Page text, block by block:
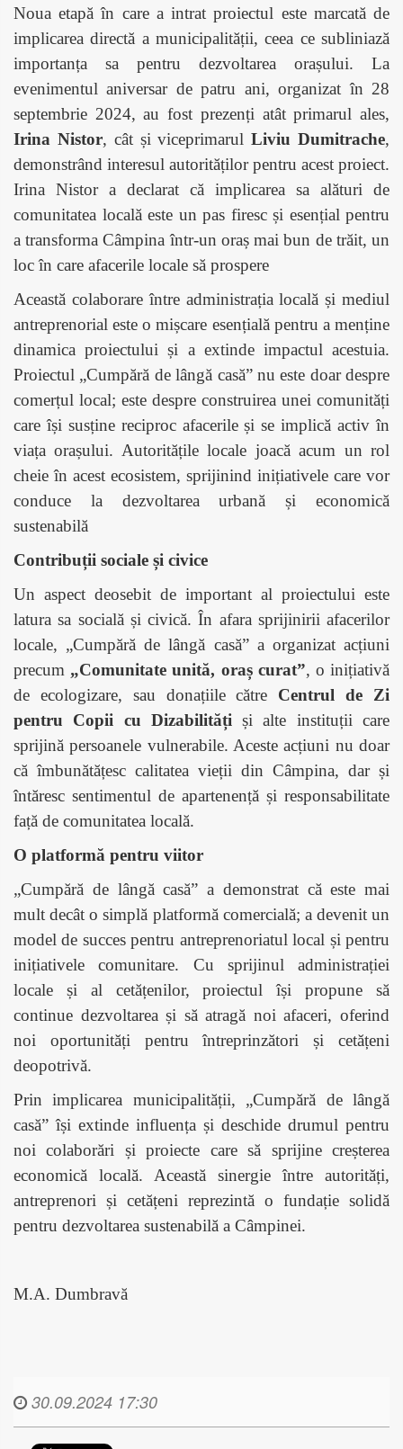
Noua etapă în care a intrat proiectul este marcată de
implicarea directă a municipalității, ceea ce subliniază
importanța sa pentru dezvoltarea orașului. La
evenimentul aniversar de patru ani, organizat în 28
septembrie 2024, au fost prezenți atât primarul ales,
Irina Nistor, cât și viceprimarulLiviu Dumitrache,
demonstrând interesul autorităților pentru acest proiect.
Irina Nistor a declarat că implicarea sa alături de
comunitatea locală este un pas firesc și esențial pentru
a transforma Câmpina într-un oraș mai bun de trăit, un
loc în care afacerile locale să prospere
Această colaborare între administrația locală și mediul
antreprenorial este o mișcare esențială pentru a menține
dinamica proiectului și a extinde impactul acestuia.
Proiectul „Cumpără de lângă casă” nu este doar despre
comerțul local; este despre construirea unei comunități
care își susține reciproc afacerile și se implică activ în
viața orașului. Autoritățile locale joacă acum un rol
cheie în acest ecosistem, sprijinind inițiativele care vor
conduce la dezvoltarea urbană și economică
sustenabilă
Contribuții sociale și civice
Un aspect deosebit de important al proiectului este
latura sa socială și civică. În afara sprijinirii afacerilor
locale, „Cumpără de lângă casă” a organizat acțiuni
precum „Comunitate unită, oraș curat”, o inițiativă
de ecologizare, sau donațiile către Centrul de Zi
pentru Copii cu Dizabilități și alte instituții care
sprijină persoanele vulnerabile. Aceste acțiuni nu doar
că îmbunătățesc calitatea vieții din Câmpina, dar și
întăresc sentimentul de apartenență și responsabilitate
față de comunitatea locală.
O platformă pentru viitor
„Cumpără de lângă casă” a demonstrat că este mai
mult decât o simplă platformă comercială; a devenit un
model de succes pentru antreprenoriatul local și pentru
inițiativele comunitare. Cu sprijinul administrației
locale și al cetățenilor, proiectul își propune să
continue dezvoltarea și să atragă noi afaceri, oferind
noi oportunități pentru întreprinzători și cetățeni
deopotrivă.
Prin implicarea municipalității, „Cumpără de lângă
casă” își extinde influența și deschide drumul pentru
noi colaborări și proiecte care să sprijine creșterea
economică locală. Această sinergie între autorități,
antreprenori și cetățeni reprezintă o fundație solidă
pentru dezvoltarea sustenabilă a Câmpinei.
M.A. Dumbravă
30.09.2024 17:30